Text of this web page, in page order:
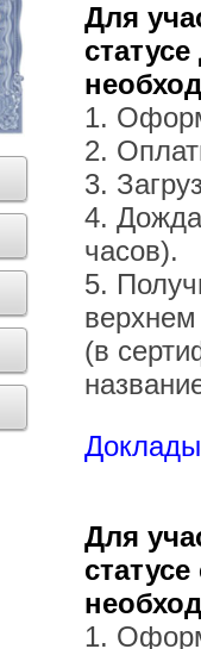
Для
1.
2.
3.
4.
часов).
5.
(в
Для
1.